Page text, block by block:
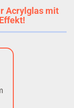
Acrylglas mit